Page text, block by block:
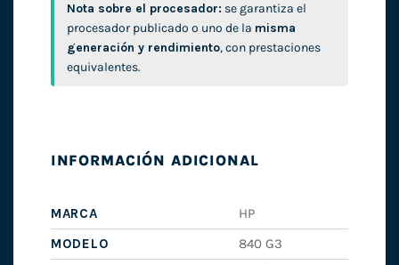
Nota sobre el procesador: se garantiza el
procesador publicado o uno de la misma
generación y rendimiento, con prestaciones
equivalentes.
INFORMACIÓN ADICIONAL
MARCA
HP
MODELO
840 G3